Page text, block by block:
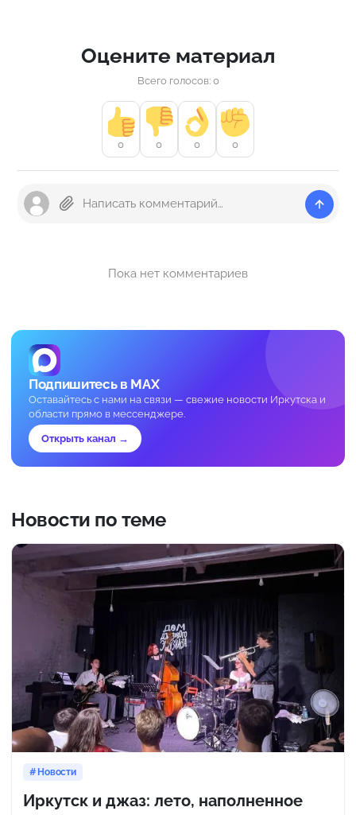
Оцените материал
Всего голосов: 0
0 0 0 0
Пока нет комментариев
Подпишитесь в MAX
Оставайтесь с нами на связи — свежие новости Иркутска и
области прямо в мессенджере.
Открыть канал →
Новости по теме
Новости
Иркутск и джаз: лето, наполненное